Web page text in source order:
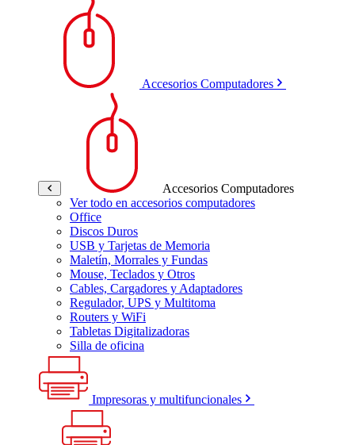
Accesorios Computadores
Accesorios Computadores
Ver todo en accesorios computadores
Office
Discos Duros
USB y Tarjetas de Memoria
Maletín, Morrales y Fundas
Mouse, Teclados y Otros
Cables, Cargadores y Adaptadores
Regulador, UPS y Multitoma
Routers y WiFi
Tabletas Digitalizadoras
Silla de oficina
Impresoras y multifuncionales